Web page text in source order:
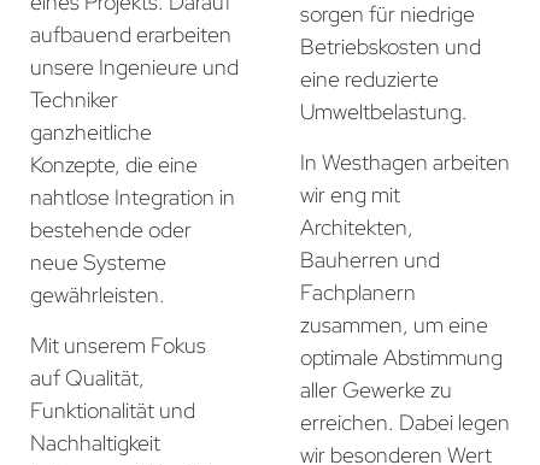
aufbauend erarbeiten
unsere Ingenieure und
Techniker
ganzheitliche
Konzepte, die eine
nahtlose Integration in
bestehende oder
neue Systeme
gewährleisten.
Mit unserem Fokus
auf Qualität,
Funktionalität und
Nachhaltigkeit
sorgen für niedrige
Betriebskosten und
eine reduzierte
Umweltbelastung.
In Westhagen arbeiten
wir eng mit
Architekten,
Bauherren und
Fachplanern
zusammen, um eine
optimale Abstimmung
aller Gewerke zu
erreichen. Dabei legen
wir besonderen Wert